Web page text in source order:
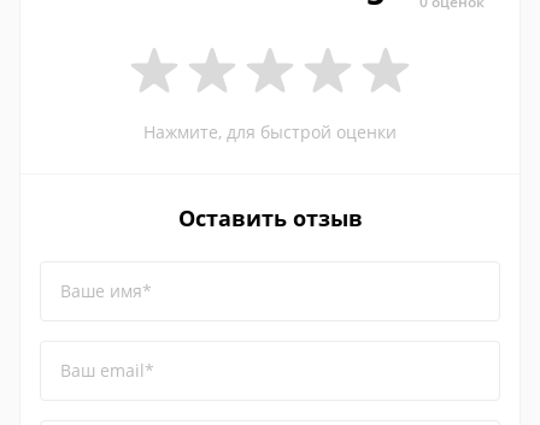
Нажмите, для быстрой оценки
Оставить отзыв
Ваше имя*
Ваш email*